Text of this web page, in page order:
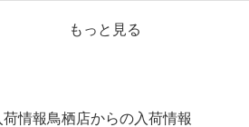
もっと見る
鳥栖店からの入荷情報